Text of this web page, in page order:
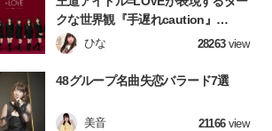
クな世界観『手遅れcaution』
【=LOVE】
ひな 28263view
48グループ名曲失恋バラード7選
美音 21166view